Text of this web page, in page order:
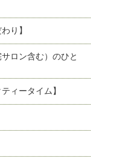
り】
サロン含む）のひと
ィータイム】